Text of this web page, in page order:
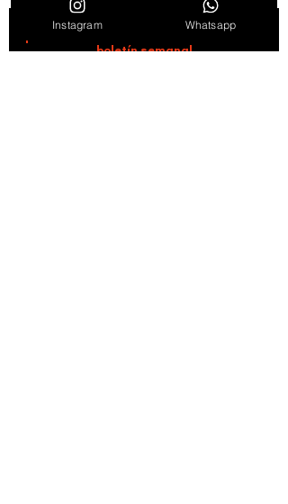
Entérate de novedades, noticias y
boletín semanal
Instagram Whatsapp